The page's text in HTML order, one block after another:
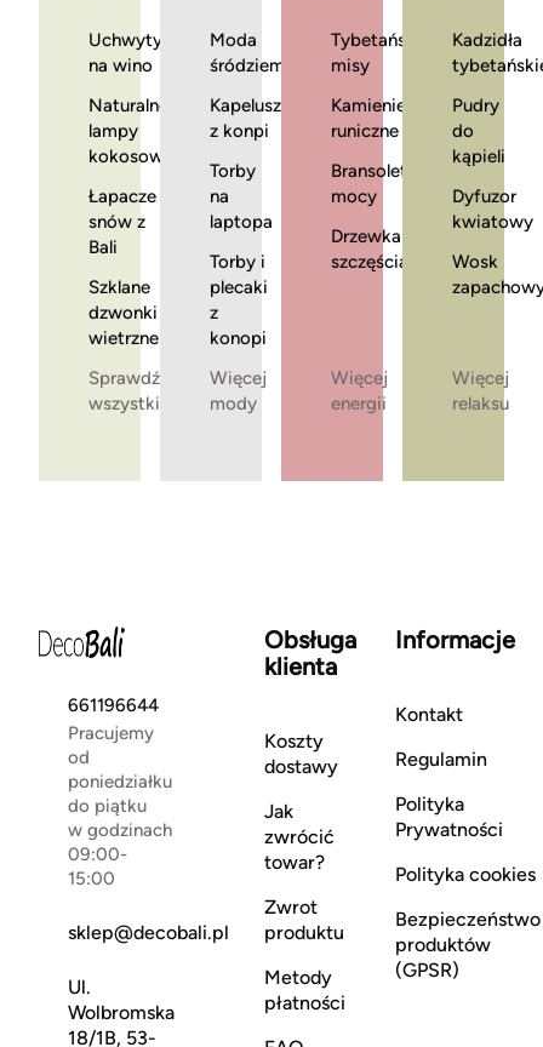
Uchwyty
na wino
Naturalne
lampy
kokosowe
Łapacze
snów z
Bali
Szklane
dzwonki
wietrzne
Sprawdź
wszystkie
Moda
śródziemnomorska
Kapelusze
z konpi
Torby
na
laptopa
Torby i
plecaki
z
konopi
Więcej
mody
Tybetańskie
misy
Kamienie
runiczne
Bransoletki
mocy
Drzewka
szczęścia
Więcej
energii
Kadzidła
Pudry
do
kąpieli
Dyfuzor
kwiatowy
Wosk
Więcej
relaksu
661196644
Pracujemy
od
poniedziałku
do piątku
w godzinach
09:00-
15:00
sklep@decobali.pl
Ul.
Wolbromska
18/1B, 53-
Obsługa
klienta
Koszty
dostawy
Jak
zwrócić
towar?
Zwrot
produktu
Metody
płatności
Informacje
Kontakt
Regulamin
Polityka
Prywatności
Polityka cookies
Bezpieczeństwo
produktów
(GPSR)